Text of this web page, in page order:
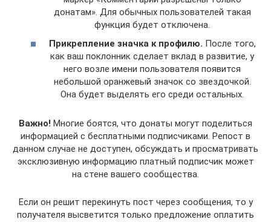
донатам». Для обычных пользователей такая
функция будет отключена.
Прикрепление значка к профилю. После того,
как ваш поклонник сделает вклад в развитие, у
него возле имени пользователя появится
небольшой оранжевый значок со звездочкой.
Она будет выделять его среди остальных.
Важно! Многие боятся, что донаты могут поделиться
информацией с бесплатными подписчиками. Репост в
данном случае не доступен, обсуждать и просматривать
эксклюзивную информацию платный подписчик может
на стене вашего сообщества.
Если он решит перекинуть пост через сообщения, то у
получателя высветится только предложение оплатить